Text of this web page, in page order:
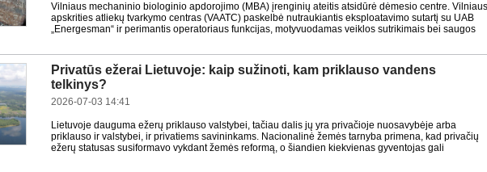
Vilniaus mechaninio biologinio apdorojimo (MBA) įrenginių ateitis atsidūrė dėmesio centre. Vilniaus
apskrities atliekų tvarkymo centras (VAATC) paskelbė nutraukiantis eksploatavimo sutartį su UAB
„Energesman“ ir perimantis operatoriaus funkcijas, motyvuodamas veiklos sutrikimais bei saugos
Privatūs ežerai Lietuvoje: kaip sužinoti, kam priklauso vandens
telkinys?
2026-07-03 14:41
Lietuvoje dauguma ežerų priklauso valstybei, tačiau dalis jų yra privačioje nuosavybėje arba
priklauso ir valstybei, ir privatiems savininkams. Nacionalinė žemės tarnyba primena, kad privačių
ežerų statusas susiformavo vykdant žemės reformą, o šiandien kiekvienas gyventojas gali